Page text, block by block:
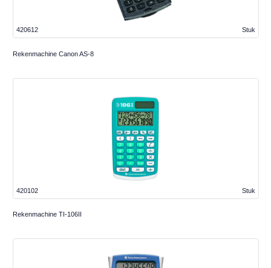
Stuk
420612
Rekenmachine Canon AS-8
Stuk
420102
Rekenmachine TI-106II